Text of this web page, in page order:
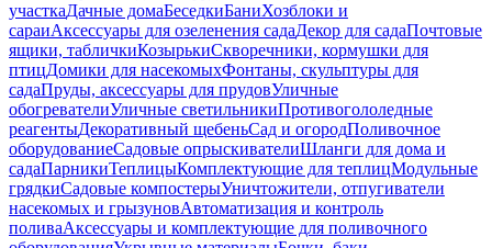
участкаДачные домаБеседкиБаниХозблоки и
сараиАксессуары для озеленения садаДекор для садаПочтовые
ящики, табличкиКозырькиСкворечники, кормушки для
птицДомики для насекомыхФонтаны, скульптуры для
садаПруды, аксессуары для прудовУличные
обогревателиУличные светильникиПротивогололедные
реагентыДекоративный щебеньСад и огородПоливочное
оборудованиеСадовые опрыскивателиШланги для дома и
садаПарникиТеплицыКомплектующие для теплицМодульные
грядкиСадовые компостерыУничтожители, отпугиватели
насекомых и грызуновАвтоматизация и контроль
поливаАксессуары и комплектующие для поливочного